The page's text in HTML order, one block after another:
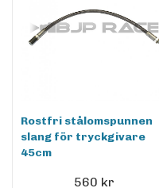
Rostfri stålomspunnen
slang för tryckgivare
45cm
560 kr